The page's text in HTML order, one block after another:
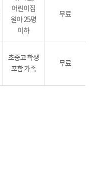
어린이집
원아 25명
이하
무료
초중고 학생
포함 가족
무료